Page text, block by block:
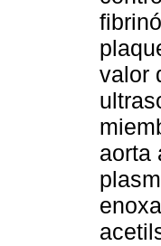
valor
aorta